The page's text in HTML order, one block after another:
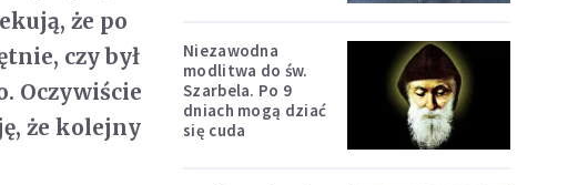
że po
czy był
Oczywiście
że kolejny
Niezawodna
modlitwa do św.
Szarbela. Po 9
dniach mogą dziać
się cuda